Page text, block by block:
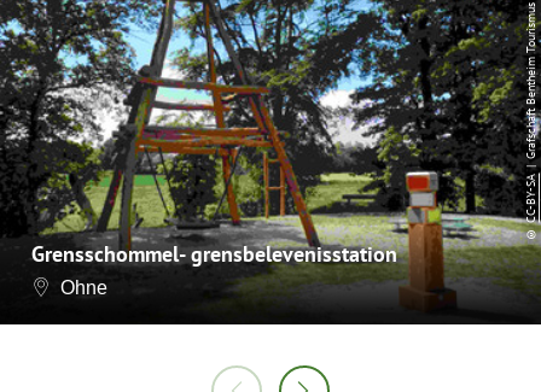
Grensschommel- grensbelevenisstation
Ohne
©
CC-BY-SA
| Grafschaft Bentheim Tourismus